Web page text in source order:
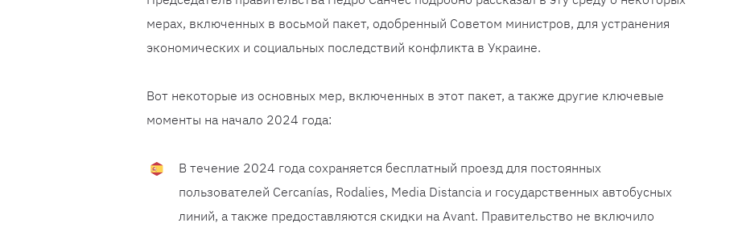
мерах, включенных в восьмой пакет, одобренный Советом министров, для устранения
экономических и социальных последствий конфликта в Украине.
Вот некоторые из основных мер, включенных в этот пакет, а также другие ключевые
моменты на начало 2024 года:
В течение 2024 года сохраняется бесплатный проезд для постоянных
пользователей Cercanías, Rodalies, Media Distancia и государственных автобусных
линий, а также предоставляются скидки на Avant. Правительство не включило